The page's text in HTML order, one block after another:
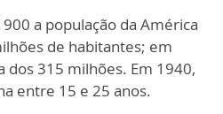
a população da América
de habitantes; em
dos 315 milhões. Em 1940,
entre 15 e 25 anos.